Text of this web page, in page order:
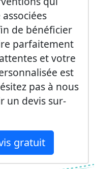
de bénéficier
parfaitement
et votre
est
pas à nous
un devis sur-
gratuit